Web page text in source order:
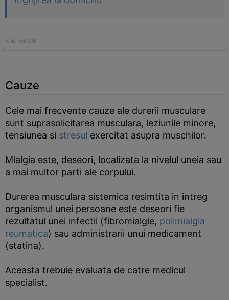
Cauze
Cele mai frecvente cauze ale durerii musculare
sunt suprasolicitarea musculara, leziunile minore,
tensiunea si stresul exercitat asupra muschilor.
Mialgia este, deseori, localizata la nivelul uneia sau
a mai multor parti ale corpului.
Durerea musculara sistemica resimtita in intreg
organismul unei persoane este deseori fie
rezultatul unei infectii (fibromialgie, polimialgia
reumatica) sau administrarii unui medicament
(statina).
Aceasta trebuie evaluata de catre medicul
specialist.